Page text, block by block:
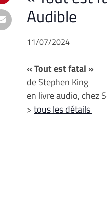
Audible
11/07/2024
« Tout est fatal »
de Stephen King
en livre audio, chez
>tous les détails